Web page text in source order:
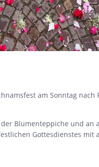
am Sonntag nach
Blumenteppiche und an
Gottesdienstes mit